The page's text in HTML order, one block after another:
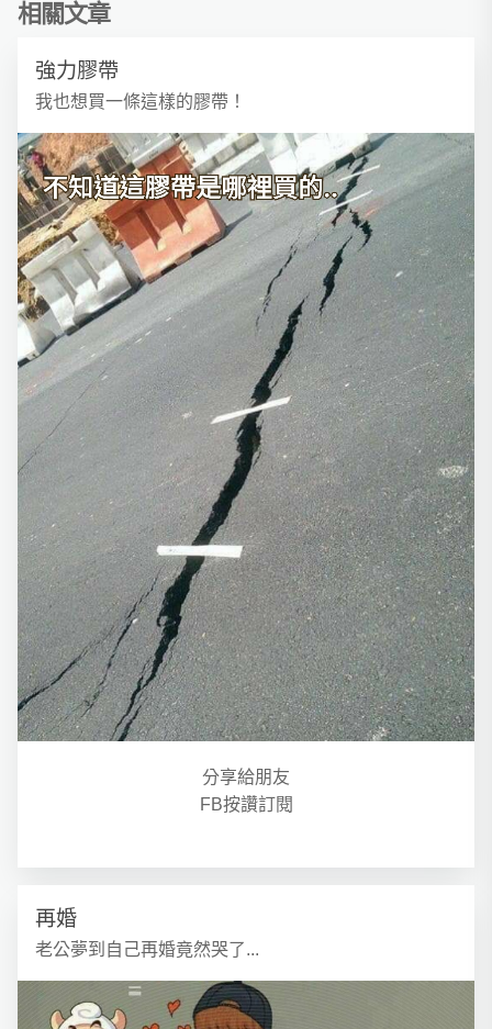
相關文章
強力膠帶
我也想買一條這樣的膠帶！
分享給朋友
FB按讚訂閱
再婚
老公夢到自己再婚竟然哭了...